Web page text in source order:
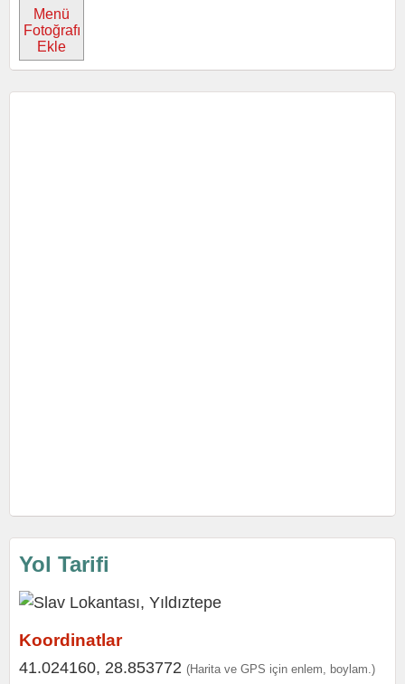
Menü
Fotoğrafı
Ekle
Yol Tarifi
Koordinatlar
41.024160, 28.853772 (Harita ve GPS için enlem, boylam.)